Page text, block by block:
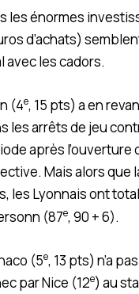
les énormes
d’achats)
avec les cadors.
(4e, 15 pts) a en
les arrêts de jeu
après l’ouverture
Mais alors que
les Lyonnais ont
(87e, 90 + 6).
(5e, 13 pts) n’a
par Nice (12e) au